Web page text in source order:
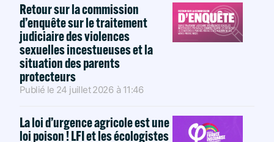
Retour sur la commission
d’enquête sur le traitement
judiciaire des violences
sexuelles incestueuses et la
situation des parents
protecteurs
Publié le 24 juillet 2026 à 11:46
La loi d’urgence agricole est une
loi poison ! LFI et les écologistes